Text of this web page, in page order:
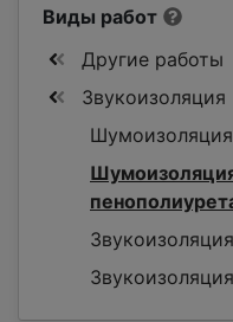
Виды работ
Другие работы
Звукоизоляция